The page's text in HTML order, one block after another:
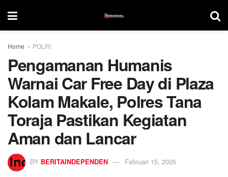
Home POLRI
Pengamanan Humanis
Warnai Car Free Day di Plaza
Kolam Makale, Polres Tana
Toraja Pastikan Kegiatan
Aman dan Lancar
BY BERITAINDEPENDEN Februari 15, 2026